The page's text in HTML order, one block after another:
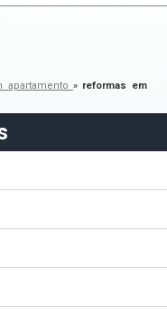
apartamento» reformas em